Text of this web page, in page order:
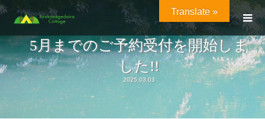
5月までのご予約受付を開始しま
した!!
2025.03.03
Translate »